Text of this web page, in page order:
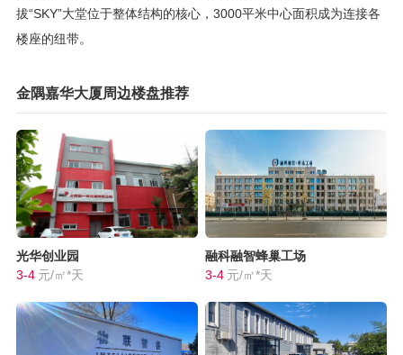
拔“SKY”大堂位于整体结构的核心，3000平米中心面积成为连接各
楼座的纽带。
金隅嘉华大厦周边楼盘推荐
光华创业园
3-4 元/㎡*天
融科融智蜂巢工场
3-4 元/㎡*天